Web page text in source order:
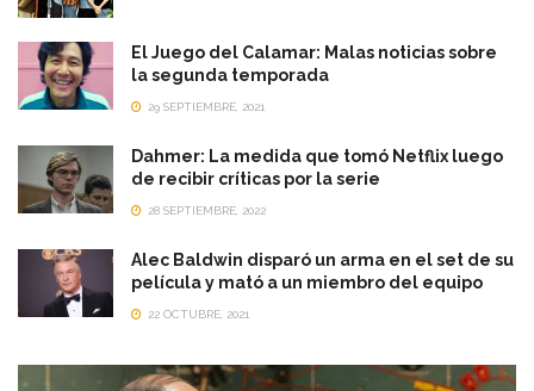
El Juego del Calamar: Malas noticias sobre
la segunda temporada
29 SEPTIEMBRE, 2021
Dahmer: La medida que tomó Netflix luego
de recibir críticas por la serie
28 SEPTIEMBRE, 2022
Alec Baldwin disparó un arma en el set de su
película y mató a un miembro del equipo
22 OCTUBRE, 2021